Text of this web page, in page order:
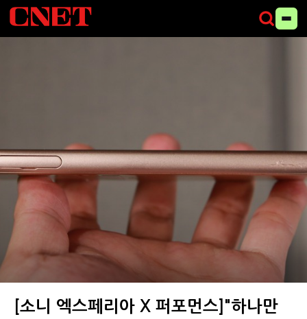
두께는 8.7mm다. 마이크로USB 단자용 마개는 이제 더 이상 필요 없다.
[소니 엑스페리아 X 퍼포먼스]"하나만